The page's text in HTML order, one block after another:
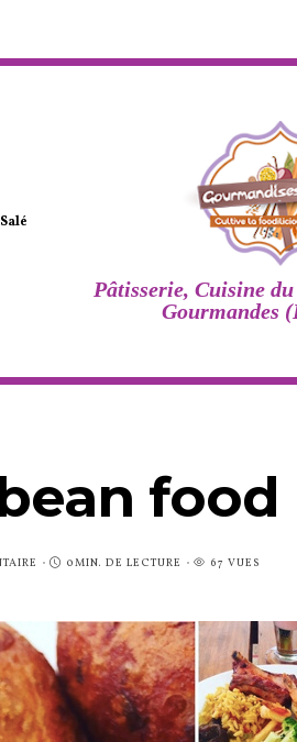
Salé
Pâtisserie, Cuisine
Gourmandes
food
0MIN. DE LECTURE 67 VUES